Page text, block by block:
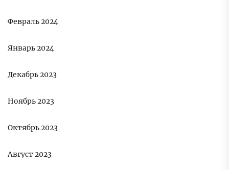
Февраль 2024
Январь 2024
Декабрь 2023
Ноябрь 2023
Октябрь 2023
Август 2023